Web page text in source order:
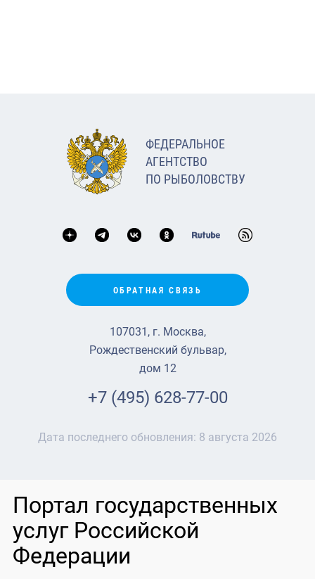
ФЕДЕРАЛЬНОЕ
АГЕНТСТВО
ПО РЫБОЛОВСТВУ
ОБРАТНАЯ СВЯЗЬ
107031, г. Москва,
Рождественский бульвар,
дом 12
+7 (495) 628-77-00
Дата последнего обновления: 8 августа 2026
Портал государственных
услуг Российской
Федерации